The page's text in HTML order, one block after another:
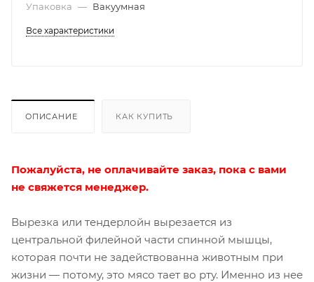
Упаковка — Вакуумная
Все характеристики
ОПИСАНИЕ КАК КУПИТЬ
Пожалуйста, не оплачивайте заказ, пока с вами
не свяжется менеджер.
Вырезка или тендерлойн вырезается из
центральной филейной части спинной мышцы,
которая почти не задействованна животным при
жизни — потому, это мясо тает во рту. Именно из нее